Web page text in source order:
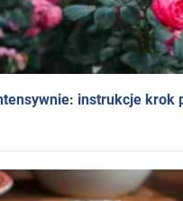
instrukcje krok